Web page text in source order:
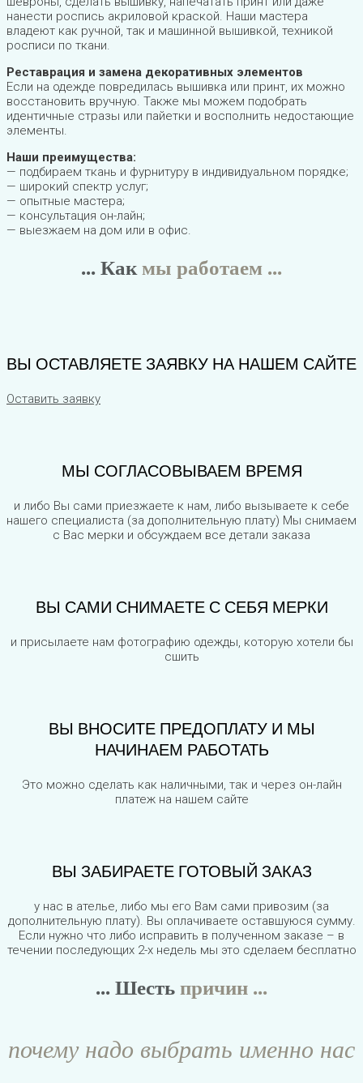
нанести роспись акриловой краской. Наши мастера
владеют как ручной, так и машинной вышивкой, техникой
росписи по ткани.
Реставрация и замена декоративных элементов
Если на одежде повредилась вышивка или принт, их можно
восстановить вручную. Также мы можем подобрать
идентичные стразы или пайетки и восполнить недостающие
элементы.
Наши преимущества:
— подбираем ткань и фурнитуру в индивидуальном порядке;
— широкий спектр услуг;
— опытные мастера;
— консультация он-лайн;
— выезжаем на дом или в офис.
... Какмы работаем ...
ВЫ ОСТАВЛЯЕТЕ ЗАЯВКУ НА НАШЕМ САЙТЕ
Оставить заявку
МЫ СОГЛАСОВЫВАЕМ ВРЕМЯ
и либо Вы сами приезжаете к нам, либо вызываете к себе
нашего специалиста (за дополнительную плату) Мы снимаем
с Вас мерки и обсуждаем все детали заказа
ВЫ САМИ СНИМАЕТЕ С СЕБЯ МЕРКИ
и присылаете нам фотографию одежды, которую хотели бы
сшить
ВЫ ВНОСИТЕ ПРЕДОПЛАТУ И МЫ
НАЧИНАЕМ РАБОТАТЬ
Это можно сделать как наличными, так и через он-лайн
платеж на нашем сайте
ВЫ ЗАБИРАЕТЕ ГОТОВЫЙ ЗАКАЗ
у нас в ателье, либо мы его Вам сами привозим (за
дополнительную плату). Вы оплачиваете оставшуюся сумму.
Если нужно что либо исправить в полученном заказе – в
течении последующих 2-х недель мы это сделаем бесплатно
... Шестьпричин ...
почему надо выбрать именно нас